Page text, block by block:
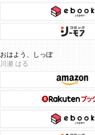
おはよう、しっぽ
川瀬 はる